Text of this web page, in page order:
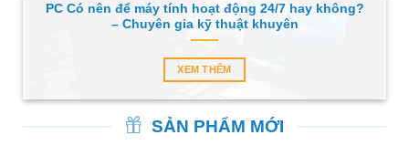
PC Có nên để máy tính hoạt động 24/7 hay không?
– Chuyên gia kỹ thuật khuyên
XEM THÊM
SẢN PHẨM MỚI